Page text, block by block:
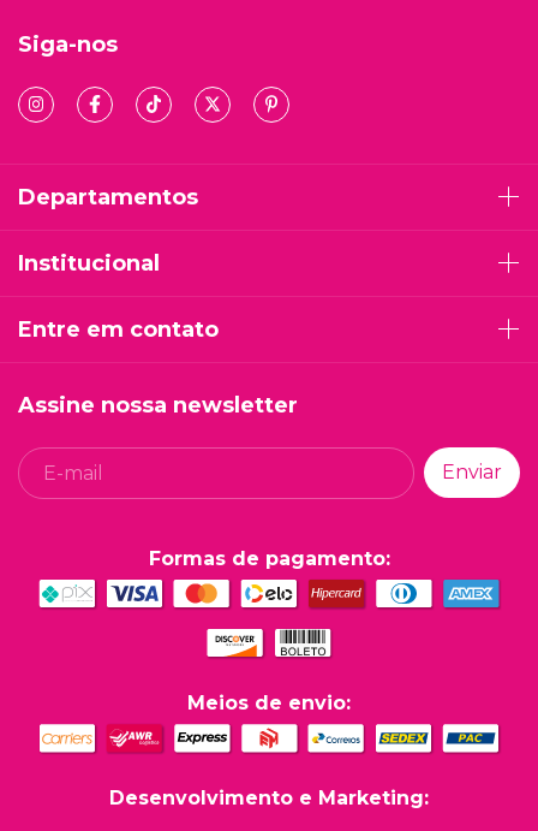
Siga-nos
Departamentos
Institucional
Entre em contato
Assine nossa newsletter
Formas de pagamento:
Meios de envio:
Desenvolvimento e Marketing: